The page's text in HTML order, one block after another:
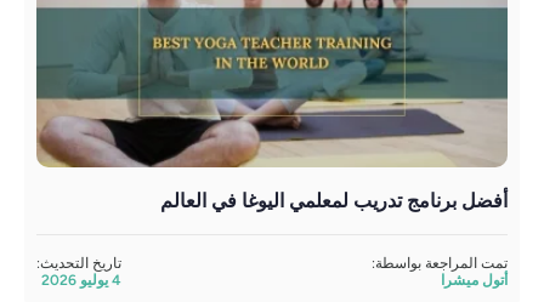
أفضل برنامج تدريب لمعلمي اليوغا في العالم
تمت المراجعة بواسطة:
أتول ميشرا
تاريخ التحديث: